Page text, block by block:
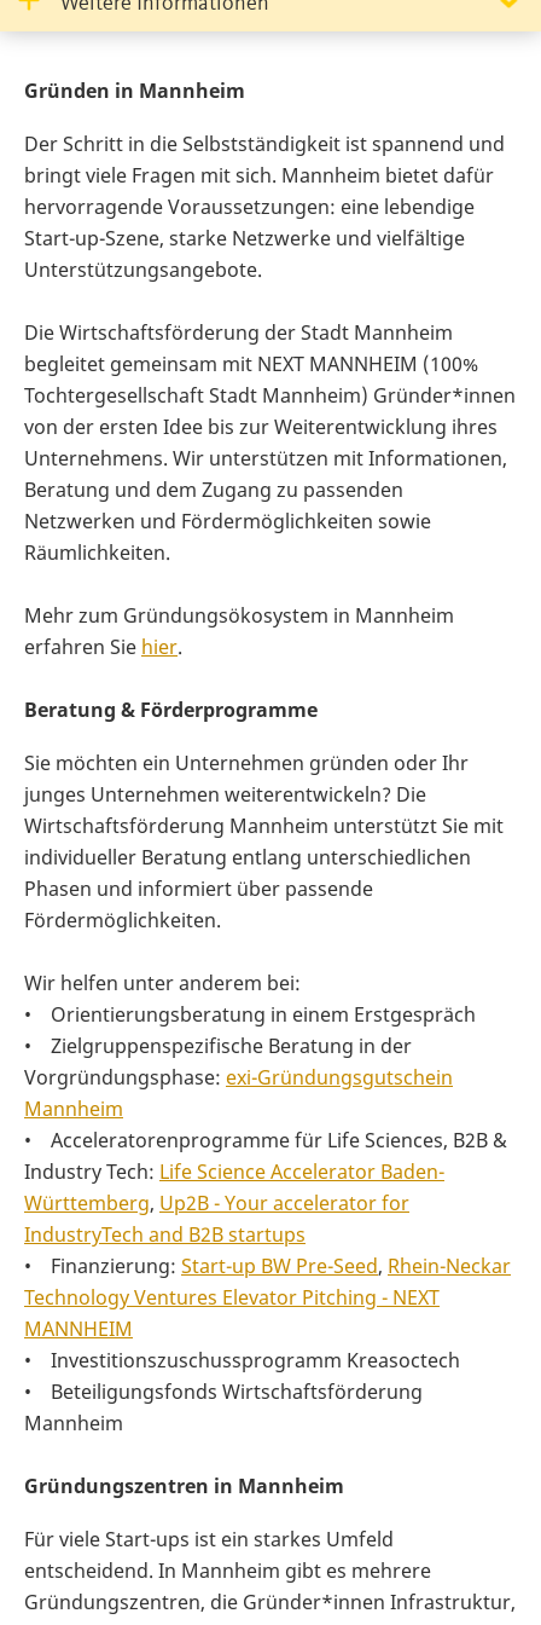
Gründen in Mannheim
Der Schritt in die Selbstständigkeit ist spannend und
bringt viele Fragen mit sich. Mannheim bietet dafür
hervorragende Voraussetzungen: eine lebendige
Start-up-Szene, starke Netzwerke und vielfältige
Unterstützungsangebote.
Die Wirtschaftsförderung der Stadt Mannheim
begleitet gemeinsam mit NEXT MANNHEIM (100%
Tochtergesellschaft Stadt Mannheim) Gründer*innen
von der ersten Idee bis zur Weiterentwicklung ihres
Unternehmens. Wir unterstützen mit Informationen,
Beratung und dem Zugang zu passenden
Netzwerken und Fördermöglichkeiten sowie
Räumlichkeiten.
Mehr zum Gründungsökosystem in Mannheim
erfahren Sie hier.
Beratung & Förderprogramme
Sie möchten ein Unternehmen gründen oder Ihr
junges Unternehmen weiterentwickeln? Die
Wirtschaftsförderung Mannheim unterstützt Sie mit
individueller Beratung entlang unterschiedlichen
Phasen und informiert über passende
Fördermöglichkeiten.
Wir helfen unter anderem bei:
• Orientierungsberatung in einem Erstgespräch
• Zielgruppenspezifische Beratung in der
Vorgründungsphase: exi-Gründungsgutschein
Mannheim
• Acceleratorenprogramme für Life Sciences, B2B &
Industry Tech: Life Science Accelerator Baden-
Württemberg, Up2B - Your accelerator for
IndustryTech and B2B startups
• Finanzierung: Start-up BW Pre-Seed, Rhein-Neckar
Technology Ventures Elevator Pitching - NEXT
MANNHEIM
• Investitionszuschussprogramm Kreasoctech
• Beteiligungsfonds Wirtschaftsförderung
Mannheim
Gründungszentren in Mannheim
Für viele Start-ups ist ein starkes Umfeld
entscheidend. In Mannheim gibt es mehrere
Gründungszentren, die Gründer*innen Infrastruktur,